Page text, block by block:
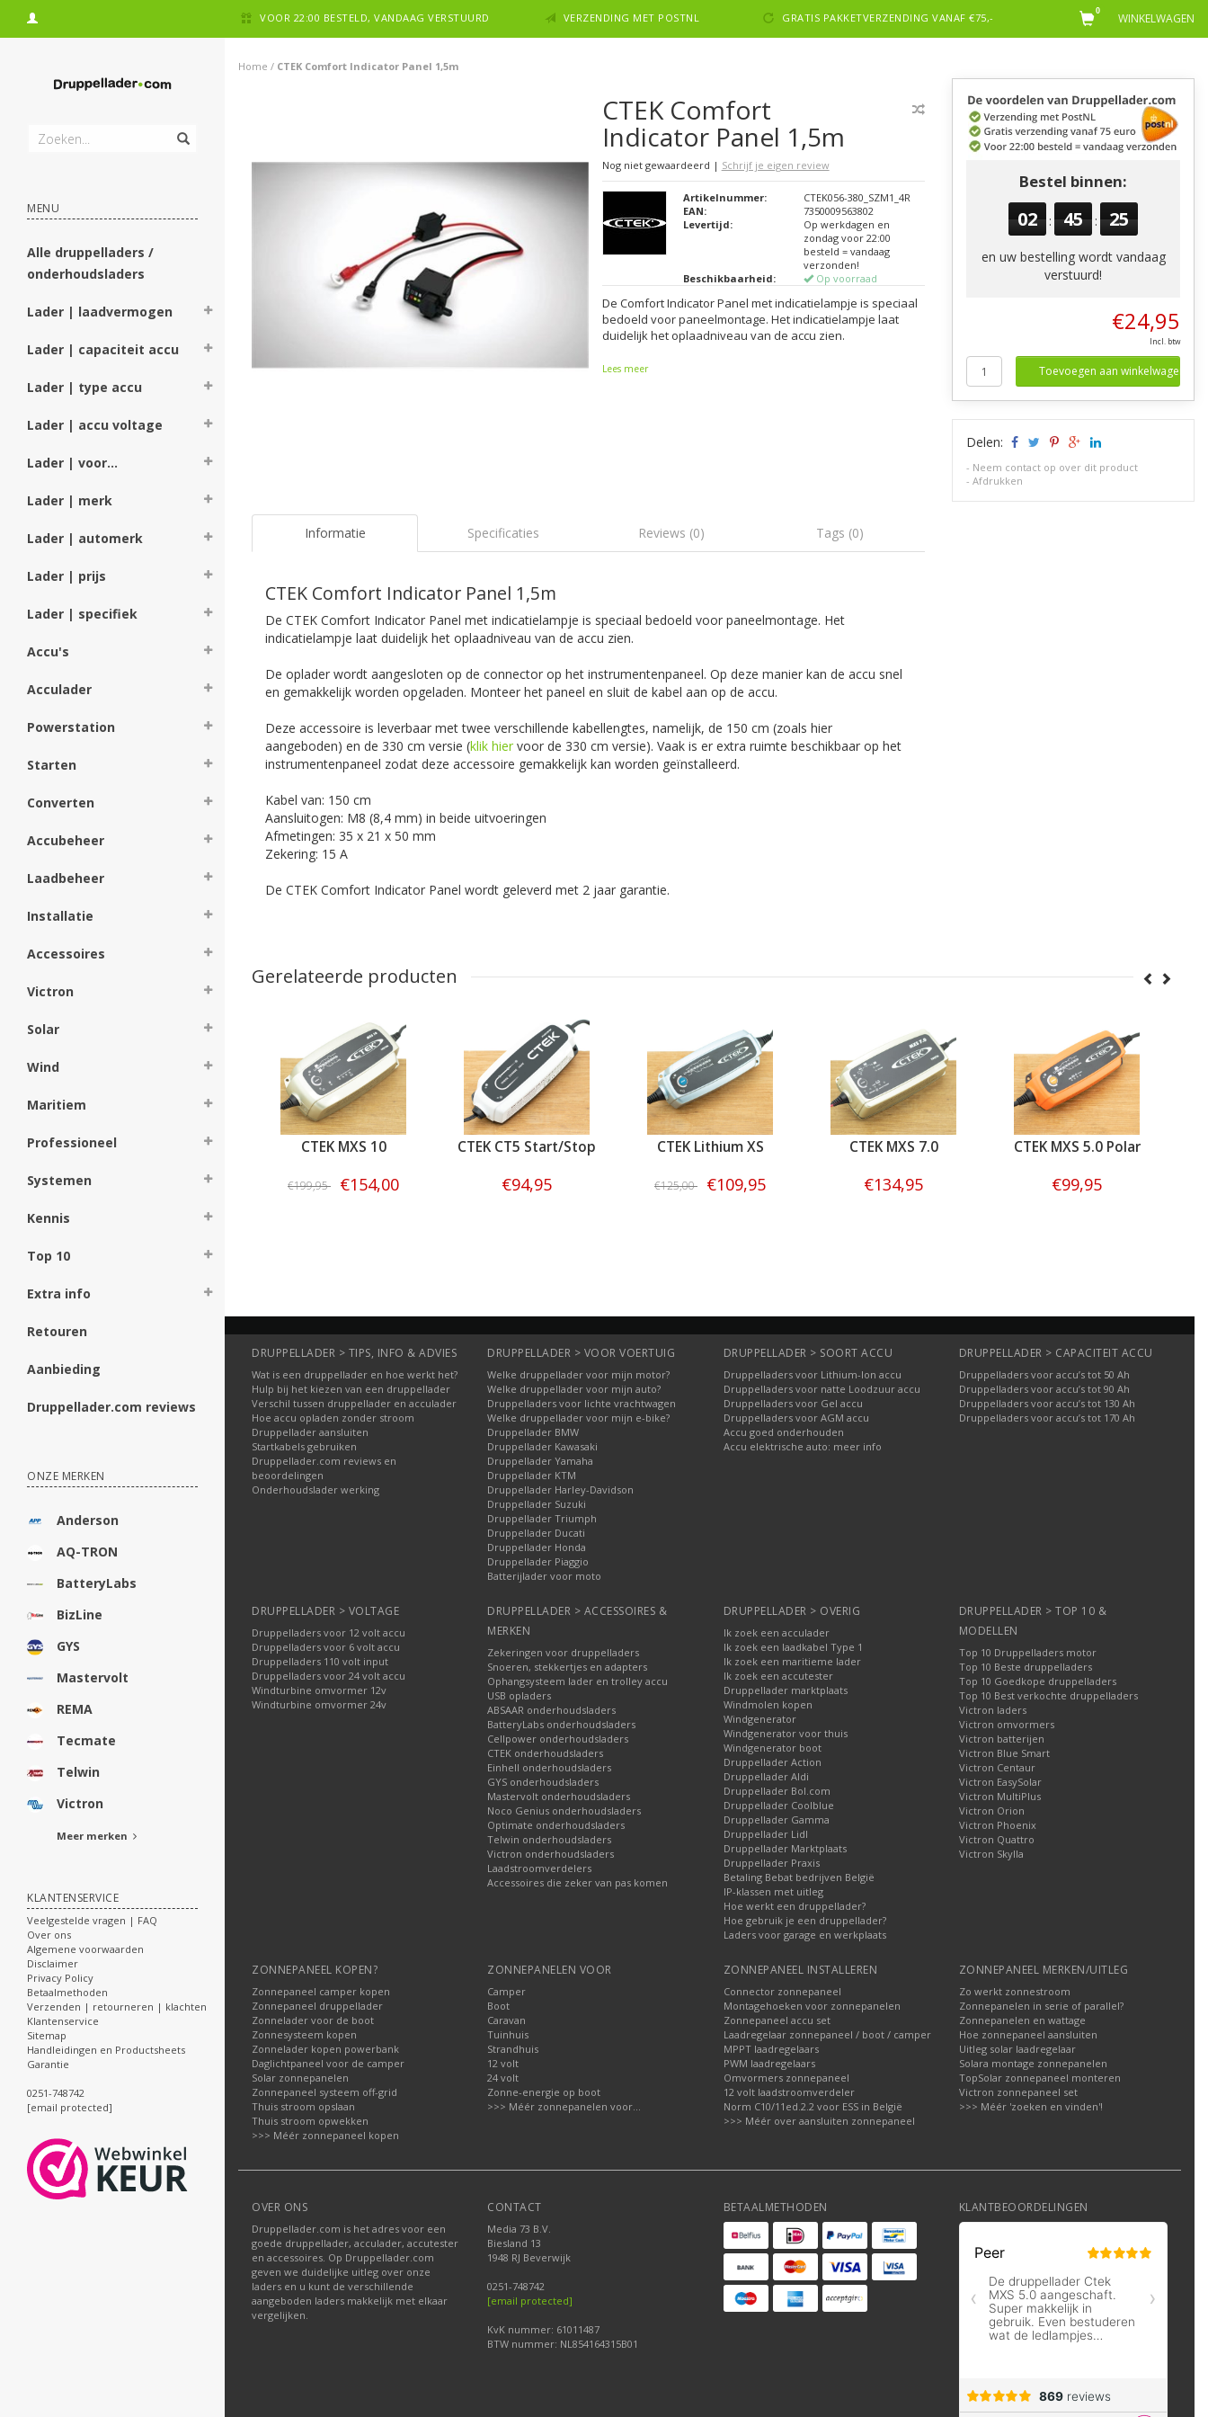
VOOR 22:00 BESTELD, VANDAAG VERSTUURD VERZENDING MET POSTNL GRATIS PAKKETVERZENDING VANAF €75,- WINKELWAGEN
0
MENU
Alle druppelladers /
onderhoudsladers
Lader | laadvermogen
Lader | capaciteit accu
Lader | type accu
Lader | accu voltage
Lader | voor...
Lader | merk
Lader | automerk
Lader | prijs
Lader | specifiek
Accu's
Acculader
Powerstation
Starten
Converten
Accubeheer
Laadbeheer
Installatie
Accessoires
Victron
Solar
Wind
Maritiem
Professioneel
Systemen
Kennis
Top 10
Extra info
Retouren
Aanbieding
Druppellader.com reviews
ONZE MERKEN
Anderson
AQ-TRON
BatteryLabs
BizLine
GYS
Mastervolt
REMA
Tecmate
Telwin
Victron
Meer merken
KLANTENSERVICE
Veelgestelde vragen | FAQ
Over ons
Algemene voorwaarden
Disclaimer
Privacy Policy
Betaalmethoden
Verzenden | retourneren | klachten
Klantenservice
Sitemap
Handleidingen en Productsheets
Garantie
0251-748742
[email protected]
Home / CTEK Comfort Indicator Panel 1,5m
CTEK Comfort
Indicator Panel 1,5m
Nog niet gewaardeerd | Schrijf je eigen review
Artikelnummer:
CTEK056-380_SZM1_4R
EAN:
7350009563802
Levertijd:
Op werkdagen en
zondag voor 22:00
besteld = vandaag
verzonden!
Beschikbaarheid:
Op voorraad
De Comfort Indicator Panel met indicatielampje is speciaal
bedoeld voor paneelmontage. Het indicatielampje laat
duidelijk het oplaadniveau van de accu zien.
Lees meer
Informatie Specificaties Reviews (0) Tags (0)
CTEK Comfort Indicator Panel 1,5m
De CTEK Comfort Indicator Panel met indicatielampje is speciaal bedoeld voor paneelmontage. Het
indicatielampje laat duidelijk het oplaadniveau van de accu zien.
De oplader wordt aangesloten op de connector op het instrumentenpaneel. Op deze manier kan de accu snel
en gemakkelijk worden opgeladen. Monteer het paneel en sluit de kabel aan op de accu.
Deze accessoire is leverbaar met twee verschillende kabellengtes, namelijk, de 150 cm (zoals hier
aangeboden) en de 330 cm versie (klik hier voor de 330 cm versie). Vaak is er extra ruimte beschikbaar op het
instrumentenpaneel zodat deze accessoire gemakkelijk kan worden geïnstalleerd.
Kabel van: 150 cm
Aansluitogen: M8 (8,4 mm) in beide uitvoeringen
Afmetingen: 35 x 21 x 50 mm
Zekering: 15 A
De CTEK Comfort Indicator Panel wordt geleverd met 2 jaar garantie.
Bestel binnen:
02 : 45 : 24
en uw bestelling wordt vandaag
verstuurd!
€24,95
Incl. btw
Toevoegen aan winkelwagen
Delen:
- Neem contact op over dit product
-Afdrukken
Gerelateerde producten
CTEK CT5 TIME TO GO
€99,95
CTEK MXS 10
€199,95 €154,00
CTEK CT5 Start/Stop
€94,95
CTEK Lithium XS
€125,00 €109,95
CTEK MXS 7.0
€134,95
CTEK MXS 5.0 Polar
€99,95
DRUPPELLADER > TIPS, INFO & ADVIES
Wat is een druppellader en hoe werkt het?
Hulp bij het kiezen van een druppellader
Verschil tussen druppellader en acculader
Hoe accu opladen zonder stroom
Druppellader aansluiten
Startkabels gebruiken
Druppellader.com reviews en
beoordelingen
Onderhoudslader werking
DRUPPELLADER > VOOR VOERTUIG
Welke druppellader voor mijn motor?
Welke druppellader voor mijn auto?
Druppelladers voor lichte vrachtwagen
Welke druppellader voor mijn e-bike?
Druppellader BMW
Druppellader Kawasaki
Druppellader Yamaha
Druppellader KTM
Druppellader Harley-Davidson
Druppellader Suzuki
Druppellader Triumph
Druppellader Ducati
Druppellader Honda
Druppellader Piaggio
Batterijlader voor moto
DRUPPELLADER > SOORT ACCU
Druppelladers voor Lithium-Ion accu
Druppelladers voor natte Loodzuur accu
Druppelladers voor Gel accu
Druppelladers voor AGM accu
Accu goed onderhouden
Accu elektrische auto: meer info
DRUPPELLADER > CAPACITEIT ACCU
Druppelladers voor accu’s tot 50 Ah
Druppelladers voor accu’s tot 90 Ah
Druppelladers voor accu’s tot 130 Ah
Druppelladers voor accu’s tot 170 Ah
DRUPPELLADER > VOLTAGE
Druppelladers voor 12 volt accu
Druppelladers voor 6 volt accu
Druppelladers 110 volt input
Druppelladers voor 24 volt accu
Windturbine omvormer 12v
Windturbine omvormer 24v
DRUPPELLADER > ACCESSOIRES &
MERKEN
Zekeringen voor druppelladers
Snoeren, stekkertjes en adapters
Ophangsysteem lader en trolley accu
USB opladers
ABSAAR onderhoudsladers
BatteryLabs onderhoudsladers
Cellpower onderhoudsladers
CTEK onderhoudsladers
Einhell onderhoudsladers
GYS onderhoudsladers
Mastervolt onderhoudsladers
Noco Genius onderhoudsladers
Optimate onderhoudsladers
Telwin onderhoudsladers
Victron onderhoudsladers
Laadstroomverdelers
Accessoires die zeker van pas komen
DRUPPELLADER > OVERIG
Ik zoek een acculader
Ik zoek een laadkabel Type 1
Ik zoek een maritieme lader
Ik zoek een accutester
Druppellader marktplaats
Windmolen kopen
Windgenerator
Windgenerator voor thuis
Windgenerator boot
Druppellader Action
Druppellader Aldi
Druppellader Bol.com
Druppellader Coolblue
Druppellader Gamma
Druppellader Lidl
Druppellader Marktplaats
Druppellader Praxis
Betaling Bebat bedrijven België
IP-klassen met uitleg
Hoe werkt een druppellader?
Hoe gebruik je een druppellader?
Laders voor garage en werkplaats
DRUPPELLADER > TOP 10 &
MODELLEN
Top 10 Druppelladers motor
Top 10 Beste druppelladers
Top 10 Goedkope druppelladers
Top 10 Best verkochte druppelladers
Victron laders
Victron omvormers
Victron batterijen
Victron Blue Smart
Victron Centaur
Victron EasySolar
Victron MultiPlus
Victron Orion
Victron Phoenix
Victron Quattro
Victron Skylla
ZONNEPANEEL KOPEN?
Zonnepaneel camper kopen
Zonnepaneel druppellader
Zonnelader voor de boot
Zonnesysteem kopen
Zonnelader kopen powerbank
Daglichtpaneel voor de camper
Solar zonnepanelen
Zonnepaneel systeem off-grid
Thuis stroom opslaan
Thuis stroom opwekken
>>> Méér zonnepaneel kopen
ZONNEPANELEN VOOR
Camper
Boot
Caravan
Tuinhuis
Strandhuis
12 volt
24 volt
Zonne-energie op boot
>>> Méér zonnepanelen voor...
ZONNEPANEEL INSTALLEREN
Connector zonnepaneel
Montagehoeken voor zonnepanelen
Zonnepaneel accu set
Laadregelaar zonnepaneel / boot / camper
MPPT laadregelaars
PWM laadregelaars
Omvormers zonnepaneel
12 volt laadstroomverdeler
Norm C10/11ed.2.2 voor ESS in België
>>> Méér over aansluiten zonnepaneel
ZONNEPANEEL MERKEN/UITLEG
Zo werkt zonnestroom
Zonnepanelen in serie of parallel?
Zonnepanelen en wattage
Hoe zonnepaneel aansluiten
Uitleg solar laadregelaar
Solara montage zonnepanelen
TopSolar zonnepaneel monteren
Victron zonnepaneel set
>>> Méér 'zoeken en vinden'!
OVER ONS
Druppellader.com is het adres voor een
goede druppellader, acculader, accutester
en accessoires. Op Druppellader.com
geven we duidelijke uitleg over onze
laders en u kunt de verschillende
aangeboden laders makkelijk met elkaar
vergelijken.
CONTACT
Media 73 B.V.
Biesland 13
1948 RJ Beverwijk
0251-748742
[email protected]
KvK nummer: 61011487
BTW nummer: NL854164315B01
BETAALMETHODEN KLANTBEOORDELINGEN